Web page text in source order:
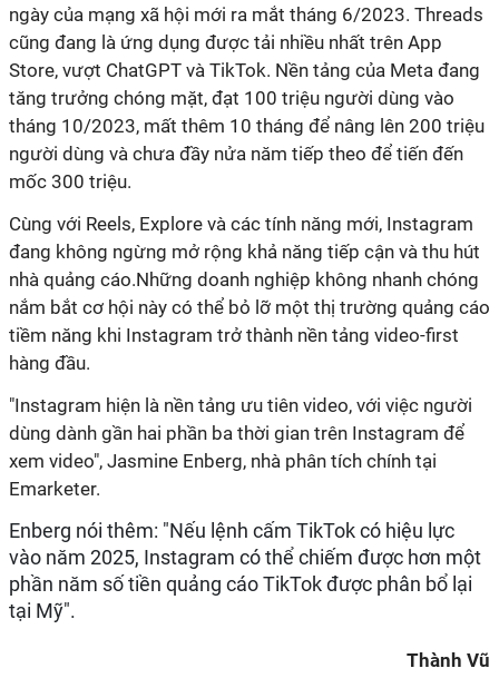
ngày của mạng xã hội mới ra mắt tháng 6/2023. Threads
cũng đang là ứng dụng được tải nhiều nhất trên App
Store, vượt ChatGPT và TikTok. Nền tảng của Meta đang
tăng trưởng chóng mặt, đạt 100 triệu người dùng vào
tháng 10/2023, mất thêm 10 tháng để nâng lên 200 triệu
người dùng và chưa đầy nửa năm tiếp theo để tiến đến
mốc 300 triệu.
Cùng với Reels, Explore và các tính năng mới, Instagram
đang không ngừng mở rộng khả năng tiếp cận và thu hút
nhà quảng cáo.Những doanh nghiệp không nhanh chóng
nắm bắt cơ hội này có thể bỏ lỡ một thị trường quảng cáo
tiềm năng khi Instagram trở thành nền tảng video-first
hàng đầu.
"Instagram hiện là nền tảng ưu tiên video, với việc người
dùng dành gần hai phần ba thời gian trên Instagram để
xem video", Jasmine Enberg, nhà phân tích chính tại
Emarketer.
Enberg nói thêm: "Nếu lệnh cấm TikTok có hiệu lực
vào năm 2025, Instagram có thể chiếm được hơn một
phần năm số tiền quảng cáo TikTok được phân bổ lại
tại Mỹ".
Thành Vũ